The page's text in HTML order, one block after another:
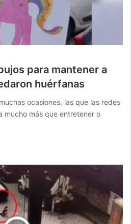
para mantener a
huérfanas
ocasiones, las que las redes
mucho más que entretener o